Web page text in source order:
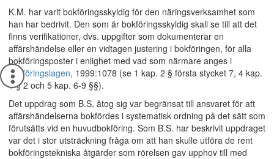
K.M. har varit bokföringsskyldig för den näringsverksamhet som
han har bedrivit. Den som är bokföringsskyldig skall se till att det
finns verifikationer, dvs. uppgifter som dokumenterar en
affärshändelse eller en vidtagen justering i bokföringen, för alla
bokföringsposter i enlighet med vad som närmare anges i
bokföringslagen, 1999:1078 (se 1 kap. 2 § första stycket 7, 4 kap.
1 § 2 och 5 kap. 6-9 §§).
Det uppdrag som B.S. åtog sig var begränsat till ansvaret för att
affärshändelserna bokfördes i systematisk ordning på det sätt som
förutsätts vid en huvudbokföring. Som B.S. har beskrivit uppdraget
var det i stor utsträckning fråga om att han skulle utföra de rent
bokföringstekniska åtgärder som rörelsen gav upphov till med